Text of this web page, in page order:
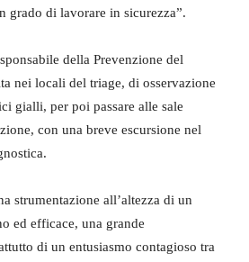
grado di lavorare in sicurezza”.
della Prevenzione del
nei locali del triage, di osservazione
gialli, per poi passare alle sale
con una breve escursione nel
strumentazione all’altezza di un
ed efficace, una grande
di un entusiasmo contagioso tra